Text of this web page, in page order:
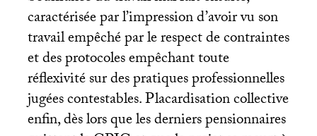
caractérisée par l’impression d’avoir vu son
travail empêché par le respect de contraintes
et des protocoles empêchant toute
réflexivité sur des pratiques professionnelles
jugées contestables. Placardisation collective
enfin, dès lors que les derniers pensionnaires